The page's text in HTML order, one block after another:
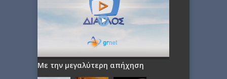
Με την μεγαλύτερη απήχηση